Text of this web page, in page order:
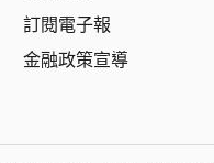
訂閱電子報
金融政策宣導